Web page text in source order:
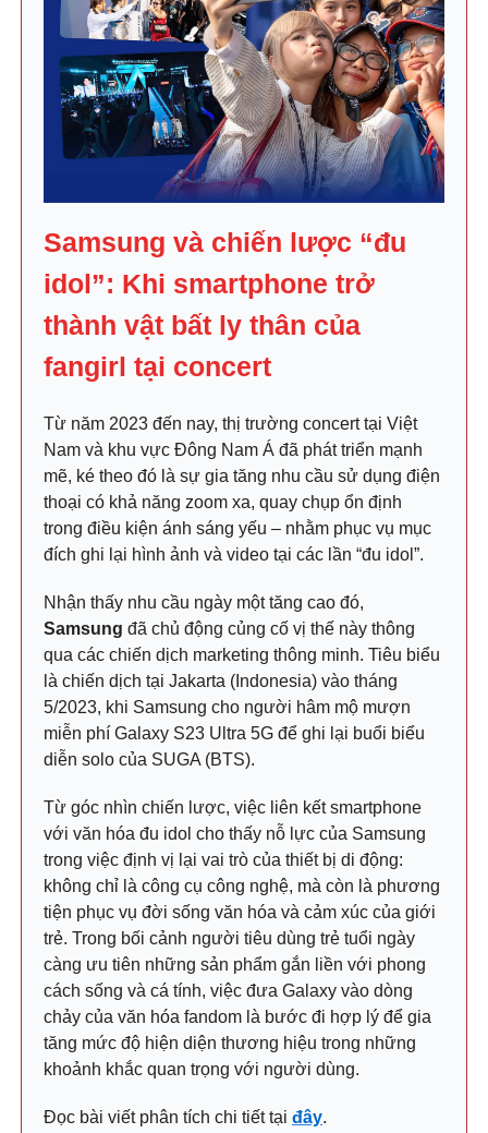
Samsung và chiến lược “đu
idol”: Khi smartphone trở
thành vật bất ly thân của
fangirl tại concert
Từ năm 2023 đến nay, thị trường concert tại Việt
Nam và khu vực Đông Nam Á đã phát triển mạnh
mẽ, ké theo đó là sự gia tăng nhu cầu sử dụng điện
thoại có khả năng zoom xa, quay chụp ổn định
trong điều kiện ánh sáng yếu – nhằm phục vụ mục
đích ghi lại hình ảnh và video tại các lần “đu idol”.
Nhận thấy nhu cầu ngày một tăng cao đó,
Samsung đã chủ động củng cố vị thế này thông
qua các chiến dịch marketing thông minh. Tiêu biểu
là chiến dịch tại Jakarta (Indonesia) vào tháng
5/2023, khi Samsung cho người hâm mộ mượn
miễn phí Galaxy S23 Ultra 5G để ghi lại buổi biểu
diễn solo của SUGA (BTS).
Từ góc nhìn chiến lược, việc liên kết smartphone
với văn hóa đu idol cho thấy nỗ lực của Samsung
trong việc định vị lại vai trò của thiết bị di động:
không chỉ là công cụ công nghệ, mà còn là phương
tiện phục vụ đời sống văn hóa và cảm xúc của giới
trẻ. Trong bối cảnh người tiêu dùng trẻ tuổi ngày
càng ưu tiên những sản phẩm gắn liền với phong
cách sống và cá tính, việc đưa Galaxy vào dòng
chảy của văn hóa fandom là bước đi hợp lý để gia
tăng mức độ hiện diện thương hiệu trong những
khoảnh khắc quan trọng với người dùng.
Đọc bài viết phân tích chi tiết tại đây.